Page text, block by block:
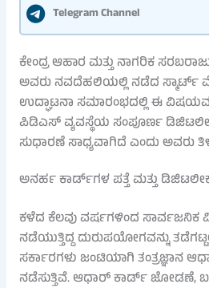
Telegram Channel
ಕೇಂದ್ರ ಆಹಾರ ಮತ್ತು ನಾಗರಿಕ
ಅವರು ನವದೆಹಲಿಯಲ್ಲಿ ನಡೆದ ಸ್ಮಾರ್ಟ್
ಉದ್ಘಾಟನಾ ಸಮಾರಂಭದಲ್ಲಿ ಈ
ಪಿಡಿಎಸ್ ವ್ಯವಸ್ಥೆಯ ಸಂಪೂರ್ಣ
ಸುಧಾರಣೆ ಸಾಧ್ಯವಾಗಿದೆ ಎಂದು ಅವರು
ಅನರ್ಹ ಕಾರ್ಡ್‌ಗಳ ಪತ್ತೆ ಮತ್ತು
ಕಳೆದ ಕೆಲವು ವರ್ಷಗಳಿಂದ ಸಾರ್ವಜನಿಕ
ನಡೆಯುತ್ತಿದ್ದ ದುರುಪಯೋಗವನ್ನು
ಸರ್ಕಾರಗಳು ಜಂಟಿಯಾಗಿ ತಂತ್ರಜ್ಞಾನ
ನಡೆಸುತ್ತಿವೆ. ಆಧಾರ್ ಕಾರ್ಡ್ ಜೋಡಣೆ,